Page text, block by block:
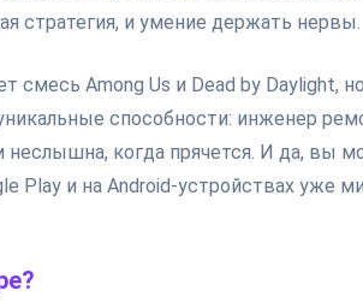
стратегия, и умение держать нервы.
смесь Among Us и Dead by Daylight,
способности: инженер
неслышна, когда прячется. И да, вы
Play и на Android-устройствах уже